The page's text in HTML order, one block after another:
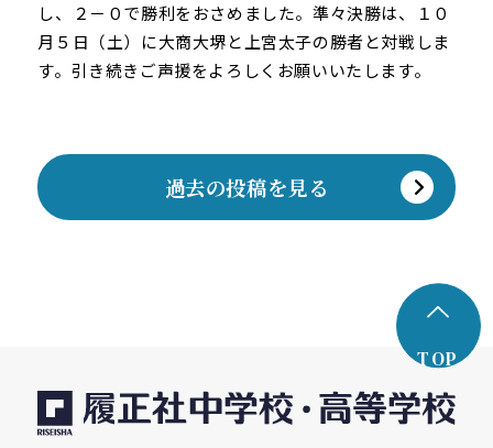
し、２－０で勝利をおさめました。準々決勝は、１０
月５日（土）に大商大堺と上宮太子の勝者と対戦しま
す。引き続きご声援をよろしくお願いいたします。
過去の投稿を見る
TOP